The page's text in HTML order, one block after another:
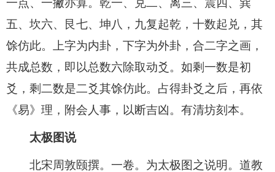
一点、一撇亦算。乾一、兑二、离三、震四、巽
五、坎六、艮七、坤八，九复起乾，十数起兑，其
馀仿此。上字为内卦，下字为外卦，合二字之画，
共成总数，即以总数六除取动爻。如剩一数是初
爻，剩二数是二爻其馀仿此。占得卦爻之后，再依
《易》理，附会人事，以断吉凶。有清坊刻本。
太极图说
北宋周敦颐撰。一卷。为太极图之说明。道教